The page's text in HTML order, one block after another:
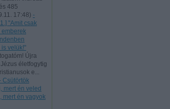
485
17:48) -
"Amit csak
emberek
is velük!"
Újra
életfogytig
e...
Csütörtök
mert én veled
mert én vagyok